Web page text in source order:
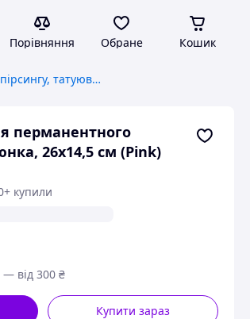
Порівняння Обране Кошик
Інструменти для пірсингу, татуювань і татуажу
перманентного
26х14,5 см (Pink)
купили
від 300 ₴
Купити зараз